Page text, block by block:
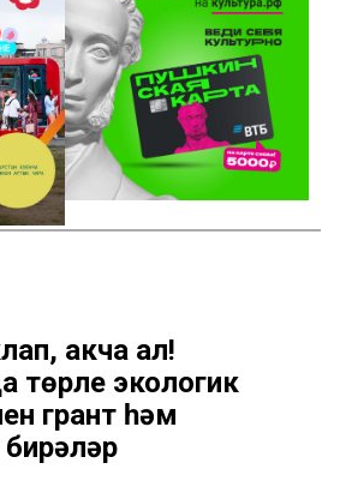
акча ал!
төрле экологик
грант һәм